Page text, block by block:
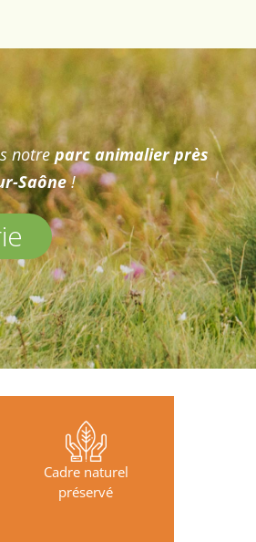
notreparc animalier près
Saône!
Cadre naturel
préservé